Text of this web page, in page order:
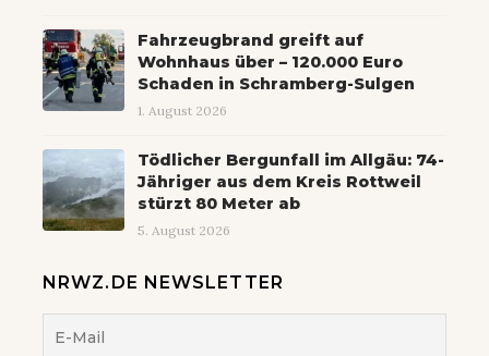
Fahrzeugbrand greift auf
Wohnhaus über – 120.000 Euro
Schaden in Schramberg-Sulgen
1. August 2026
Tödlicher Bergunfall im Allgäu: 74-
Jähriger aus dem Kreis Rottweil
stürzt 80 Meter ab
5. August 2026
NRWZ.DE NEWSLETTER